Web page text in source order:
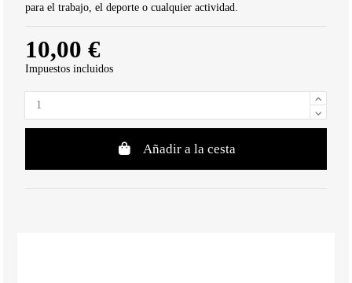
para el trabajo, el deporte o cualquier actividad.
10,00 €
Impuestos incluidos
Añadir a la cesta